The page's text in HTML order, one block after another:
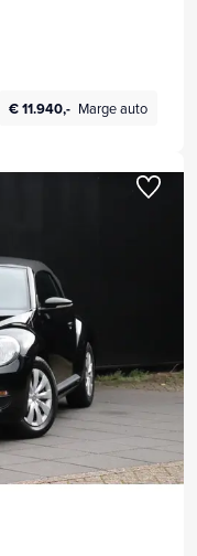
€ 11.940,- Marge auto